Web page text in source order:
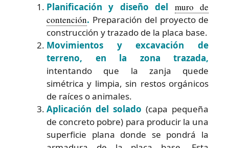
Planificación y diseño del muro de
contención. Preparación del proyecto de
construcción y trazado de la placa base.
Movimientos y excavación de
terreno, en la zona trazada,
intentando que la zanja quede
simétrica y limpia, sin restos orgánicos
de raíces o animales.
Aplicación del solado (capa pequeña
de concreto pobre) para producir la una
superficie plana donde se pondrá la